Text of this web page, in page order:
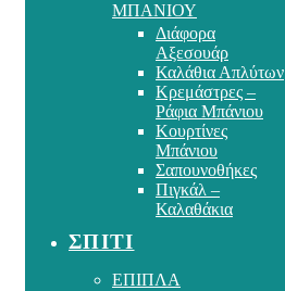
ΜΠΑΝΙΟΥ
Διάφορα
Αξεσουάρ
Καλάθια Απλύτων
Κρεμάστρες –
Ράφια Μπάνιου
Κουρτίνες
Μπάνιου
Σαπουνοθήκες
Πιγκάλ –
Καλαθάκια
ΣΠΙΤΙ
ΕΠΙΠΛΑ